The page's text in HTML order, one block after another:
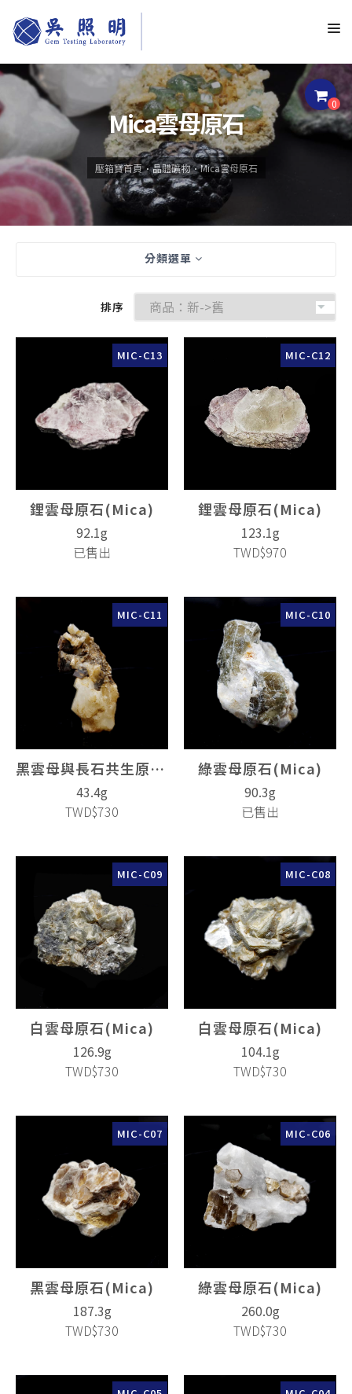
0
Mica雲母原石
壓箱寶首頁 晶體礦物 Mica雲母原石
分類選單
排序
鋰雲母原石(Mica)
MIC-C13
92.1g
已售出
鋰雲母原石(Mica)
MIC-C12
123.1g
TWD$970
黑雲母與長石共生原石(Mica)
MIC-C11
43.4g
TWD$730
綠雲母原石(Mica)
MIC-C10
90.3g
已售出
白雲母原石(Mica)
MIC-C09
126.9g
TWD$730
白雲母原石(Mica)
MIC-C08
104.1g
TWD$730
黑雲母原石(Mica)
MIC-C07
187.3g
TWD$730
綠雲母原石(Mica)
MIC-C06
260.0g
TWD$730